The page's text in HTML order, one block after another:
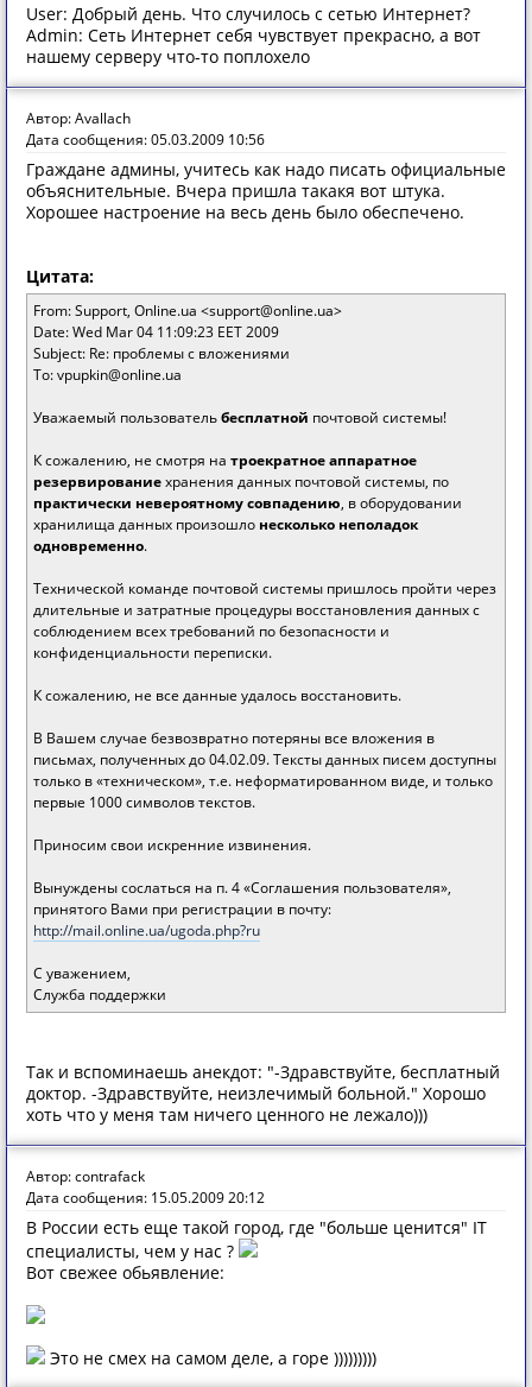
User: Добрый день. Что случилось с сетью Интернет?
Admin: Сеть Интернет себя чувствует прекрасно, а вот
нашему серверу что-то поплохело
Автор: Avallach
Дата сообщения: 05.03.2009 10:56
Граждане админы, учитесь как надо писать официальные
объяснительные. Вчера пришла такакя вот штука.
Хорошее настроение на весь день было обеспечено.
Цитата:
From: Support, Online.ua <support@online.ua>
Date: Wed Mar 04 11:09:23 EET 2009
Subject: Re: проблемы с вложениями
To: vpupkin@online.ua
Уважаемый пользовательбесплатной почтовой системы!
К сожалению, не смотря на троекратное аппаратное
резервированиехранения данных почтовой системы, по
практически невероятному совпадению, в оборудовании
хранилища данных произошло несколько неполадок
одновременно.
Технической команде почтовой системы пришлось пройти через
длительные и затратные процедуры восстановления данных с
соблюдением всех требований по безопасности и
конфиденциальности переписки.
К сожалению, не все данные удалось восстановить.
В Вашем случае безвозвратно потеряны все вложения в
письмах, полученных до 04.02.09. Тексты данных писем доступны
только в «техническом», т.е. неформатированном виде, и только
первые 1000 символов текстов.
Приносим свои искренние извинения.
Вынуждены сослаться на п. 4 «Соглашения пользователя»,
принятого Вами при регистрации в почту:
http://mail.online.ua/ugoda.php?ru
С уважением,
Служба поддержки
Так и вспоминаешь анекдот: "-Здравствуйте, бесплатный
доктор. -Здравствуйте, неизлечимый больной." Хорошо
хоть что у меня там ничего ценного не лежало)))
Автор: contrafack
Дата сообщения: 15.05.2009 20:12
В России есть еще такой город, где "больше ценится" IT
специалисты, чем у нас ?
Вот свежее обьявление:
Это не смех на самом деле, а горе )))))))))